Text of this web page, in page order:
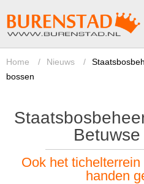
Home / Nieuws /
bossen
Ook het
handen